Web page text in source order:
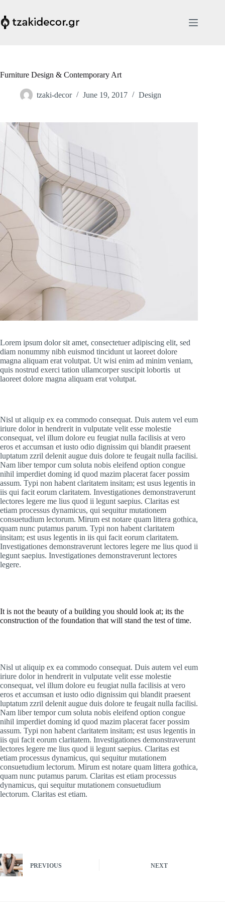
content
Furniture Design & Contemporary Art
tzaki-decor June 19, 2017 Design
Lorem ipsum dolor sit amet, consectetuer adipiscing elit, sed
diam nonummy nibh euismod tincidunt ut laoreet dolore
magna aliquam erat volutpat. Ut wisi enim ad minim veniam,
quis nostrud exerci tation ullamcorper suscipit lobortis ut
laoreet dolore magna aliquam erat volutpat.
Nisl ut aliquip ex ea commodo consequat. Duis autem vel eum
iriure dolor in hendrerit in vulputate velit esse molestie
consequat, vel illum dolore eu feugiat nulla facilisis at vero
eros et accumsan et iusto odio dignissim qui blandit praesent
luptatum zzril delenit augue duis dolore te feugait nulla facilisi.
Nam liber tempor cum soluta nobis eleifend option congue
nihil imperdiet doming id quod mazim placerat facer possim
assum. Typi non habent claritatem insitam; est usus legentis in
iis qui facit eorum claritatem. Investigationes demonstraverunt
lectores legere me lius quod ii legunt saepius. Claritas est
etiam processus dynamicus, qui sequitur mutationem
consuetudium lectorum. Mirum est notare quam littera gothica,
quam nunc putamus parum. Typi non habent claritatem
insitam; est usus legentis in iis qui facit eorum claritatem.
Investigationes demonstraverunt lectores legere me lius quod ii
legunt saepius. Investigationes demonstraverunt lectores
legere.
It is not the beauty of a building you should look at; its the
construction of the foundation that will stand the test of time.
Nisl ut aliquip ex ea commodo consequat. Duis autem vel eum
iriure dolor in hendrerit in vulputate velit esse molestie
consequat, vel illum dolore eu feugiat nulla facilisis at vero
eros et accumsan et iusto odio dignissim qui blandit praesent
luptatum zzril delenit augue duis dolore te feugait nulla facilisi.
Nam liber tempor cum soluta nobis eleifend option congue
nihil imperdiet doming id quod mazim placerat facer possim
assum. Typi non habent claritatem insitam; est usus legentis in
iis qui facit eorum claritatem. Investigationes demonstraverunt
lectores legere me lius quod ii legunt saepius. Claritas est
etiam processus dynamicus, qui sequitur mutationem
consuetudium lectorum. Mirum est notare quam littera gothica,
quam nunc putamus parum. Claritas est etiam processus
dynamicus, qui sequitur mutationem consuetudium
lectorum. Claritas est etiam.
PREVIOUS NEXT